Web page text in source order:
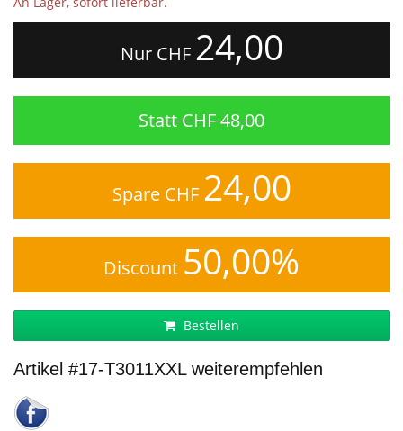
Nur CHF 24,00
Statt CHF 48,00
Spare CHF 24,00
Discount 50,00%
Bestellen
Artikel #17-T3011XXL weiterempfehlen